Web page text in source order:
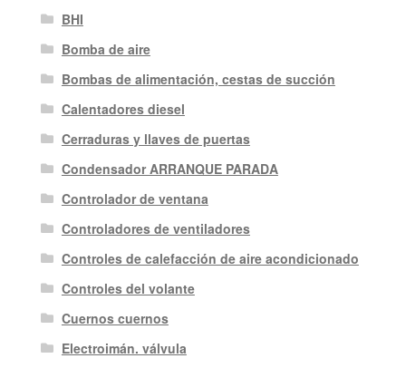
BHI
Bomba de aire
Bombas de alimentación, cestas de succión
Calentadores diesel
Cerraduras y llaves de puertas
Condensador ARRANQUE PARADA
Controlador de ventana
Controladores de ventiladores
Controles de calefacción de aire acondicionado
Controles del volante
Cuernos cuernos
Electroimán. válvula